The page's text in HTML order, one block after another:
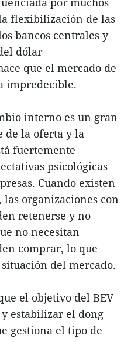
flexibilización de las
bancos centrales y
dólar
que el mercado de
impredecible.
interno es un gran
de la oferta y la
fuertemente
psicológicas
Cuando existen
organizaciones con
retenerse y no
no necesitan
comprar, lo que
del mercado.
el objetivo del BEV
estabilizar el dong
gestiona el tipo de